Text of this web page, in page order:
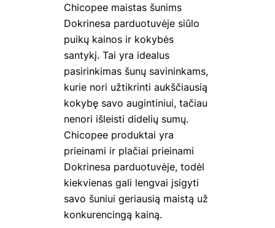
Chicopee maistas šunims
Dokrinesa parduotuvėje siūlo
puikų kainos ir kokybės
santykį. Tai yra idealus
pasirinkimas šunų savininkams,
kurie nori užtikrinti aukščiausią
kokybę savo augintiniui, tačiau
nenori išleisti didelių sumų.
Chicopee produktai yra
prieinami ir plačiai prieinami
Dokrinesa parduotuvėje, todėl
kiekvienas gali lengvai įsigyti
savo šuniui geriausią maistą už
konkurencingą kainą.